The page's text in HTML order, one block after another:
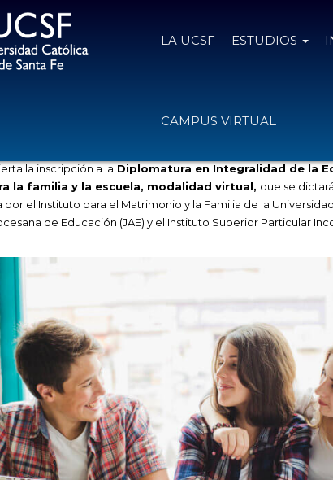
LA UCSF ESTUDIOS
CAMPUS VIRTUAL
la inscripción a laDiplomatura en Integralidad de la
la familia y la escuela, modalidad virtual, que se
por el Instituto para el Matrimonio y la Familia de la
de Educación (JAE) y el Instituto Superior Particular